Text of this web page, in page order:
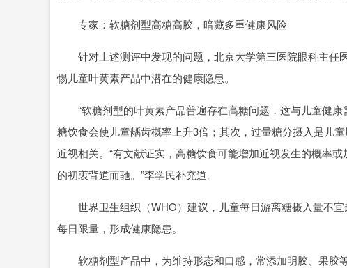
专家：软糖剂型高糖高胶，暗藏多重健康风险
针对上述测评中发现的问题，北京大学第三医院眼科主任
惕儿童叶黄素产品中潜在的健康隐患。
“软糖剂型的叶黄素产品普遍存在高糖问题，这与儿童健康
糖饮食会使儿童龋齿概率上升3倍；其次，过量糖分摄入是儿
近视相关。“有文献证实，高糖饮食可能增加近视发生的概率
的初衷背道而驰。”李学民补充道。
世界卫生组织（WHO）建议，儿童每日游离糖摄入量不宜
每日限量，形成健康隐患。
软糖剂型产品中，为维持形态和口感，常添加明胶、果胶